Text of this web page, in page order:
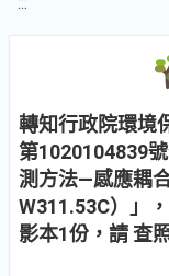
轉知行政院環境
第1020104839
測方法—感應耦
W311.53C）」
影本1份，請 查